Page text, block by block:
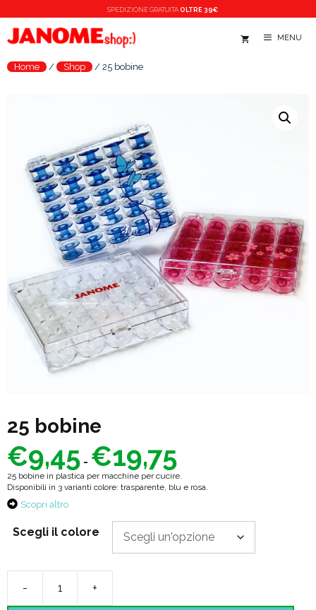
SPEDIZIONE GRATUITA OLTRE 39€
MENU
Home / Shop / 25 bobine
25 bobine
€9,45 - €19,75
da
€9,45
25 bobine in plastica per macchine per cucire.
Disponibili in 3 varianti colore: trasparente, blu e rosa.
Scopri altro
Scegli il colore
- +